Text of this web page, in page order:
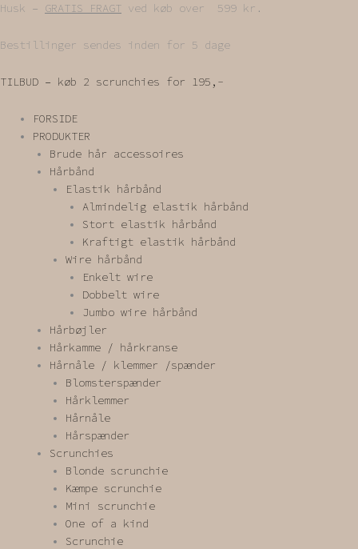
Gå
indholdet
Husk – GRATIS FRAGT ved køb over 599 kr.
Bestillinger sendes inden for 5 dage
TILBUD – køb 2 scrunchies for 195,-
FORSIDE
PRODUKTER
Brude hår accessoires
Hårbånd
Elastik hårbånd
Almindelig elastik hårbånd
Stort elastik hårbånd
Kraftigt elastik hårbånd
Wire hårbånd
Enkelt wire
Dobbelt wire
Jumbo wire hårbånd
Hårbøjler
Hårkamme / hårkranse
Hårnåle / klemmer /spænder
Blomsterspænder
Hårklemmer
Hårnåle
Hårspænder
Scrunchies
Blonde scrunchie
Kæmpe scrunchie
Mini scrunchie
One of a kind
Scrunchie